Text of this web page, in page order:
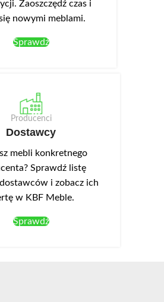
Zaoszczędź czas i
nowymi meblami.
Sprawdź
Producenci
Dostawcy
mebli konkretnego
Sprawdź listę
i zobacz ich
w KBF Meble.
Sprawdź